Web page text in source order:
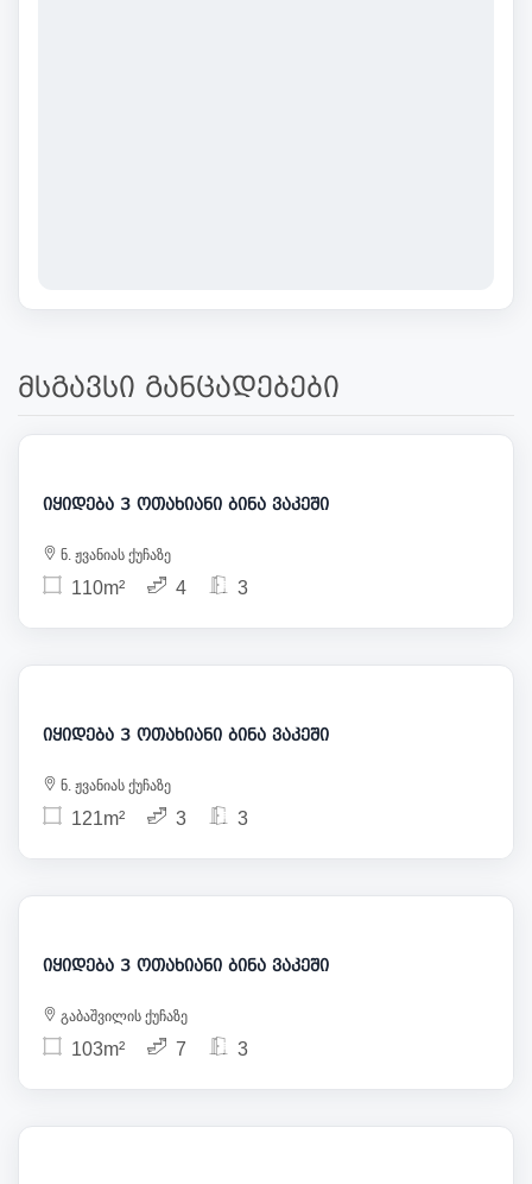
მსგავსი განცადებები
365 000
იყიდება 3 ოთახიანი ბინა ვაკეში
ნ. ჟვანიას ქუჩაზე
110m² 4 3
309 000
იყიდება 3 ოთახიანი ბინა ვაკეში
ნ. ჟვანიას ქუჩაზე
121m² 3 3
300 000
იყიდება 3 ოთახიანი ბინა ვაკეში
გაბაშვილის ქუჩაზე
103m² 7 3
300 000